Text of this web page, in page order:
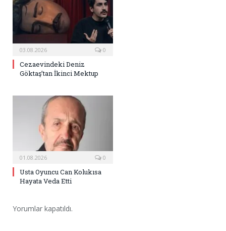
03.08.2026 0
Cezaevindeki Deniz
Göktaş’tan İkinci Mektup
01.08.2026 0
Usta Oyuncu Can Kolukısa
Hayata Veda Etti
Yorumlar kapatıldı.